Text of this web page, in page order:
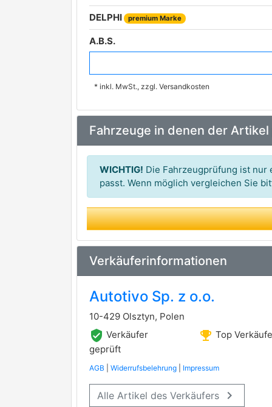
DELPHI premium Marke
A.B.S.
VALEO premium Marke
METELLI
ZIMMERMANN premium Marke
BOSCH
ATE premium Marke
NK
TRW premium Marke
FERODO premium Marke
MEYLE premium Marke
APEC
BENDIX
FTE
GIRLING
* inkl. MwSt., zzgl. Versandkosten
Fahrzeuge in denen der
WICHTIG! Die Fahrzeugprüfung ist nur
passt. Wenn möglich vergleichen Sie
Verkäuferinformationen
Autotivo Sp. z o.o.
10-429 Olsztyn, Polen
verified_user Verkäufer
geprüft
emoji_events Top
AGB Widerrufsbelehrung Impressum
Alle Artikel des Verkäufers keyboard_arrow_right